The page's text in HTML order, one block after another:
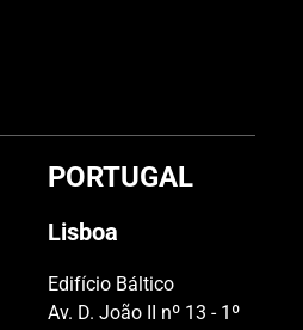
PORTUGAL
Lisboa
Edifício Báltico
Av. D. João II nº 13 - 1º